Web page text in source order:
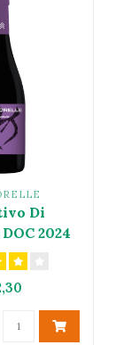
Di
2024